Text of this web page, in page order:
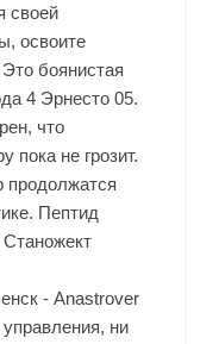
своей
освоите
Это боянистая
4 Эрнесто 05.
что
пока не грозит.
продолжатся
Пептид
- Anastrover
ни